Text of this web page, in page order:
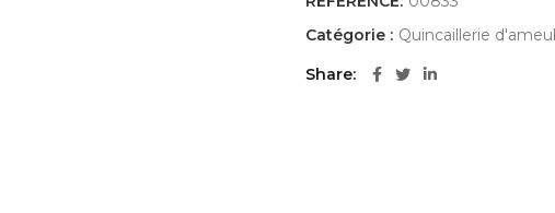
Catégorie : Quincaillerie
Share